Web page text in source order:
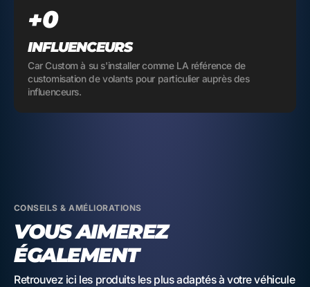
+0
INFLUENCEURS
Car Custom à su s'installer comme LA référence de
customisation de volants pour particulier auprès des
influenceurs.
CONSEILS & AMÉLIORATIONS
VOUS AIMEREZ
ÉGALEMENT
Retrouvez ici les produits les plus adaptés à votre véhicule